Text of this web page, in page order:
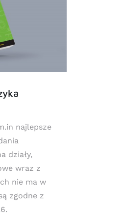
najlepsze
działy,
wraz z
nie ma w
zgodne z